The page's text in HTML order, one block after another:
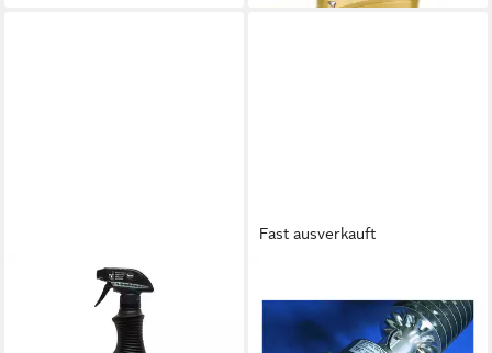
Haftgrund Baufan Kali-
Wasserglas Grundierung, 1
Fast ausverkauft
Heizstrahler Kraemer&Kraus
Rippenrohrheizofen